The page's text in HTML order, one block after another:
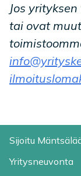
Jos
tai ovat
Sijoitu
Yritysneuvonta